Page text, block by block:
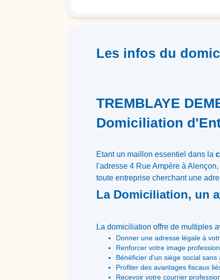
Les infos du
TREMBLAYE
Domiciliation
Etant un maillon essentiel dans la
l'adresse 4 Rue Ampère à
toute entreprise cherchant une
La Domiciliation, un
La domiciliation offre de multiples
Donner une adresse légale à
Renforcer votre image
Bénéficier d'un siège social
Profiter des avantages fiscaux
Recevoir votre courrier